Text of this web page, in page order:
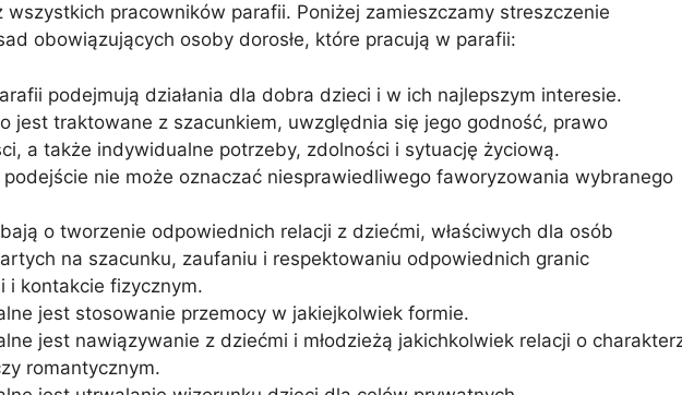
wszystkich pracowników parafii. Poniżej zamieszczamy streszczenie
obowiązujących osoby dorosłe, które pracują w parafii:
podejmują działania dla dobra dzieci i w ich najlepszym interesie.
jest traktowane z szacunkiem, uwzględnia się jego godność, prawo
a także indywidualne potrzeby, zdolności i sytuację życiową.
nie może oznaczać niesprawiedliwego faworyzowania wybranego
o tworzenie odpowiednich relacji z dziećmi, właściwych dla osób
na szacunku, zaufaniu i respektowaniu odpowiednich granic
i kontakcie fizycznym.
jest stosowanie przemocy w jakiejkolwiek formie.
jest nawiązywanie z dziećmi i młodzieżą jakichkolwiek relacji o
romantycznym.